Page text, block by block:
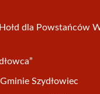
dla Powstańców
Szydłowiec